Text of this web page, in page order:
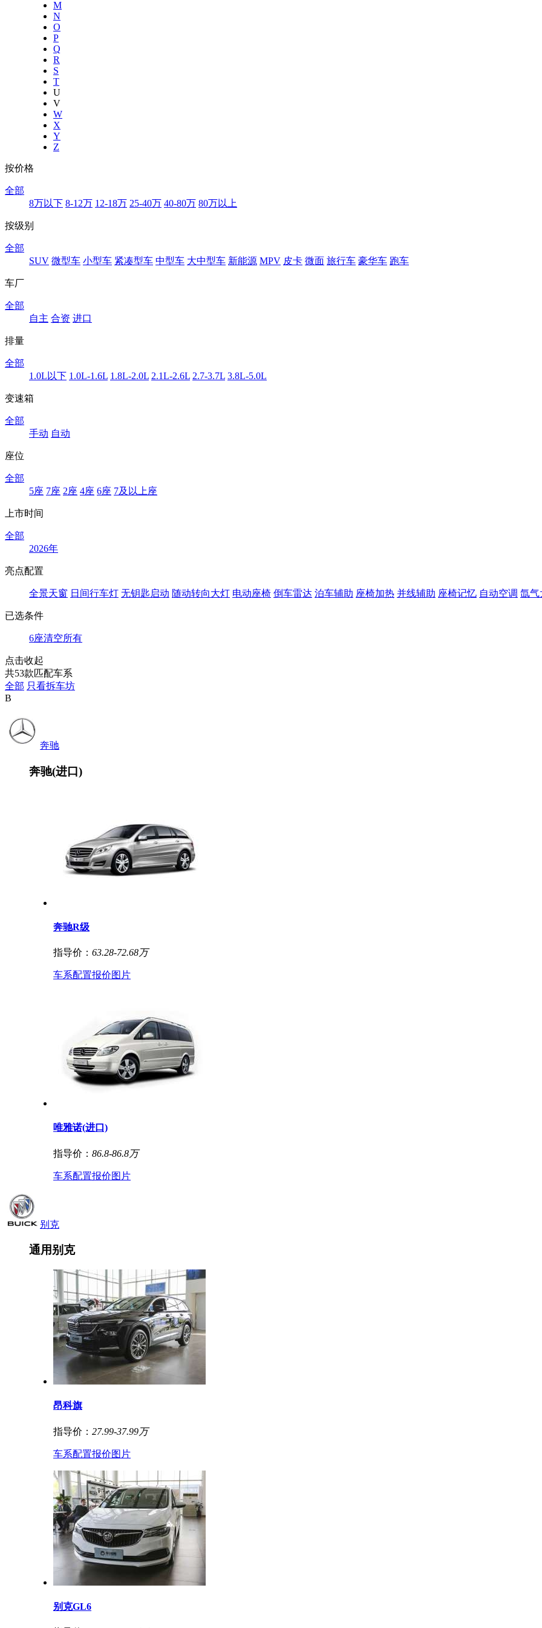
M
N
O
P
Q
R
S
T
U
V
W
X
Y
Z
按价格
全部
8万以下 8-12万 12-18万 25-40万 40-80万 80万以上
按级别
全部
SUV 微型车 小型车 紧凑型车 中型车 大中型车 新能源 MPV 皮卡 微面 旅行车 豪华车 跑车
车厂
全部
自主 合资 进口
排量
全部
1.0L以下 1.0L-1.6L 1.8L-2.0L 2.1L-2.6L 2.7-3.7L 3.8L-5.0L
变速箱
全部
手动 自动
座位
全部
5座 7座 2座 4座 6座 7及以上座
上市时间
全部
2026年
亮点配置
全景天窗 日间行车灯 无钥匙启动 随动转向大灯 电动座椅 倒车雷达 泊车辅助 座椅加热 并线辅助 座椅记忆 自动空调 氙气
已选条件
6座清空所有
点击收起
共53款匹配车系
全部 只看拆车坊
B
奔驰
奔驰(进口)
奔驰R级
指导价： 63.28-72.68万
车系配置报价图片
唯雅诺(进口)
指导价： 86.8-86.8万
车系配置报价图片
别克
通用别克
昂科旗
指导价： 27.99-37.99万
车系配置报价图片
别克GL6